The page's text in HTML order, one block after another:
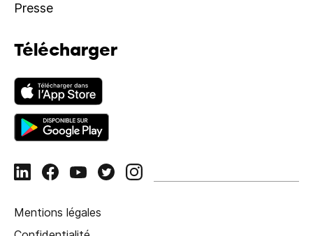
Presse
Télécharger
Mentions légales